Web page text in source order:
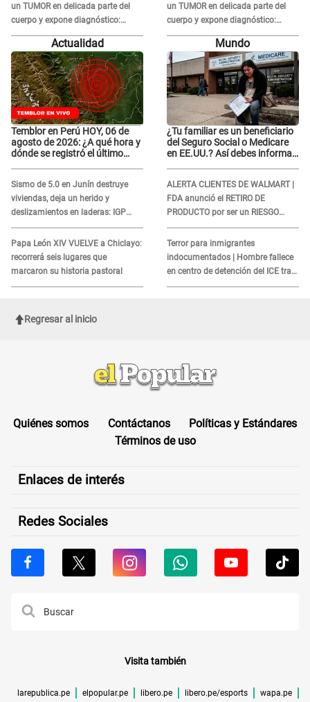
un TUMOR en delicada parte del
cuerpo y expone diagnóstico:
"Dolores muy fuertes..."
un TUMOR en delicada parte del
cuerpo y expone diagnóstico:
"Dolores muy fuertes..."
Actualidad
Temblor en Perú HOY, 06 de
agosto de 2026: ¿A qué hora y
dónde se registró el último
Sismo de 5.0 en Junín destruye
viviendas, deja un herido y
deslizamientos en laderas: IGP
alerta sobre posibles réplicas
Papa León XIV VUELVE a Chiclayo:
recorrerá seis lugares que
marcaron su historia pastoral
Mundo
¿Tu familiar es un beneficiario
del Seguro Social o Medicare
en EE.UU.? Así debes informar
ALERTA CLIENTES DE WALMART |
FDA anunció el RETIRO DE
PRODUCTO por ser un RIESGO
MORTAL para consumidores: ¿Cuál
es?
Terror para inmigrantes
indocumentados | Hombre fallece
en centro de detención del ICE tras
sufrir una "emergencia médica"
Regresar al inicio
Quiénes somos Contáctanos
Políticas y Estándares
Términos de uso
Enlaces de interés
Redes Sociales
Visita también
larepublica.pe elpopular.pe libero.pe libero.pe/esports wapa.pe